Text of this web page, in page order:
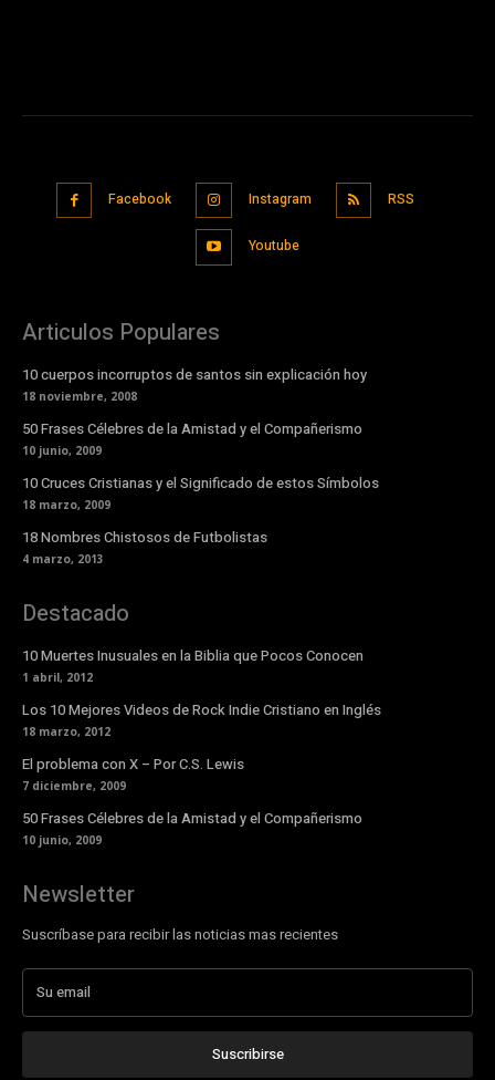
Facebook Instagram RSS
Youtube
Articulos Populares
10 cuerpos incorruptos de santos sin explicación hoy
18 noviembre, 2008
50 Frases Célebres de la Amistad y el Compañerismo
10 junio, 2009
10 Cruces Cristianas y el Significado de estos Símbolos
18 marzo, 2009
18 Nombres Chistosos de Futbolistas
4 marzo, 2013
Destacado
10 Muertes Inusuales en la Biblia que Pocos Conocen
1 abril, 2012
Los 10 Mejores Videos de Rock Indie Cristiano en Inglés
18 marzo, 2012
El problema con X – Por C.S. Lewis
7 diciembre, 2009
50 Frases Célebres de la Amistad y el Compañerismo
10 junio, 2009
Newsletter
Suscríbase para recibir las noticias mas recientes
Suscribirse